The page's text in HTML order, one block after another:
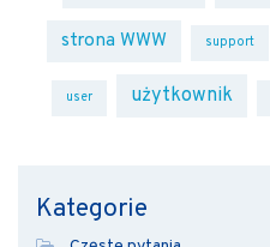
strona WWW support
user użytkownik
Kategorie